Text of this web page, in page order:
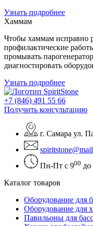
Узнать подробнее
Хаммам
Чтобы хаммам исправно
профилактические
промывать
диагностировать
Узнать подробнее
+7 (846) 491 55 66
Получить консультацию
г. Самара ул.
Пн-Пт с 900 до
Каталог товаров
Оборудование для
Оборудование для
Павильоны для